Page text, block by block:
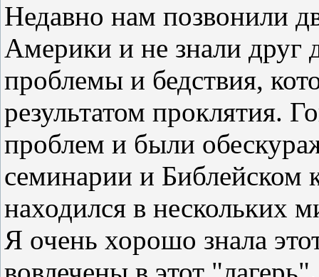
Недавно нам позвонили
Америки и не знали друг
проблемы и бедствия,
результатом проклятия.
проблем и были
семинарии и Библейском
находился в нескольких
Я очень хорошо знала